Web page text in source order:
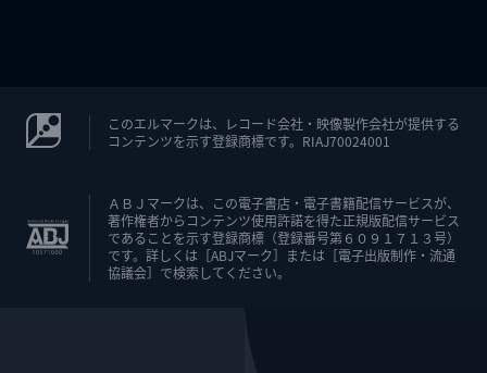
このエルマークは、レコード会社・映像製作会社が提供する
コンテンツを示す登録商標です。RIAJ70024001
ＡＢＪマークは、この電子書店・電子書籍配信サービスが、
著作権者からコンテンツ使用許諾を得た正規版配信サービス
であることを示す登録商標（登録番号第６０９１７１３号）
です。詳しくは［ABJマーク］または［電子出版制作・流通
協議会］で検索してください。